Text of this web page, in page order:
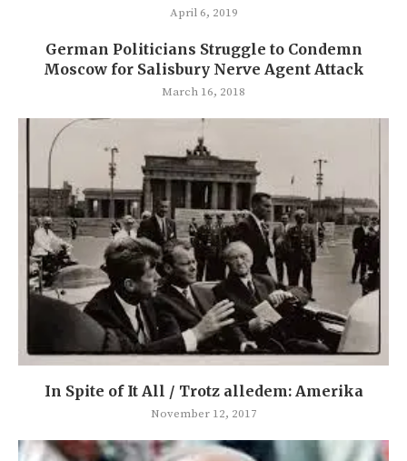
April 6, 2019
German Politicians Struggle to Condemn
Moscow for Salisbury Nerve Agent Attack
March 16, 2018
In Spite of It All / Trotz alledem: Amerika
November 12, 2017